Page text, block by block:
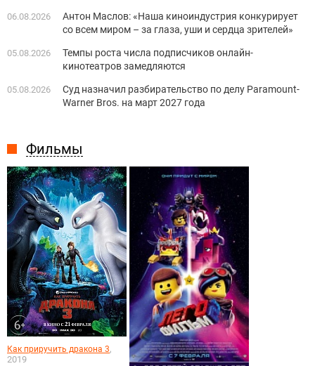
Фильмы
Как приручить дракона 3,
2019
06.08.2026
Антон Маслов: «Наша киноиндустрия конкурирует
со всем миром – за глаза, уши и сердца зрителей»
05.08.2026
Темпы роста числа подписчиков онлайн-
кинотеатров замедляются
05.08.2026
Суд назначил разбирательство по делу Paramount-
Warner Bros. на март 2027 года